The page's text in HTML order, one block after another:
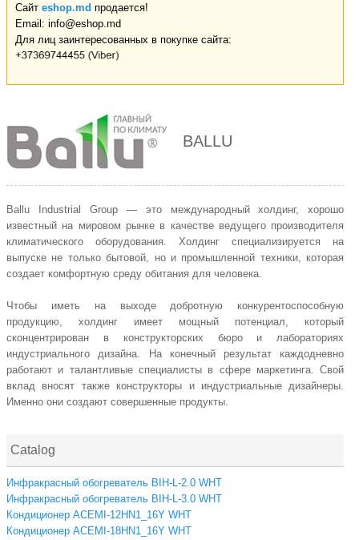
Сайт eshop.md продается!
Email: info@eshop.md
Для лиц заинтересованных в покупке сайта:
BALLU
Ballu Industrial Group — это международный холдинг, хорошо
известный на мировом рынке в качестве ведущего производителя
климатического оборудования. Холдинг специализируется на
выпуске не только бытовой, но и промышленной техники, которая
создает комфортную среду обитания для человека.
Чтобы иметь на выходе добротную конкурентоспособную
продукцию, холдинг имеет мощный потенциал, который
сконцентрирован в конструкторских бюро и лабораториях
индустриального дизайна. На конечный результат каждодневно
работают и талантливые специалисты в сфере маркетинга. Свой
вклад вносят также конструкторы и индустриальные дизайнеры.
Именно они создают совершенные продукты.
Catalog
Инфракрасный обогреватель BIH-L-2.0 WHT
Инфракрасный обогреватель BIH-L-3.0 WHT
Кондиционер ACEMI-12HN1_16Y WHT
Кондиционер ACEMI-18HN1_16Y WHT